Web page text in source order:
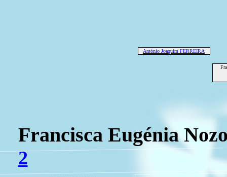
António Joaquim FERREIRA
Francisca Eugénia
2